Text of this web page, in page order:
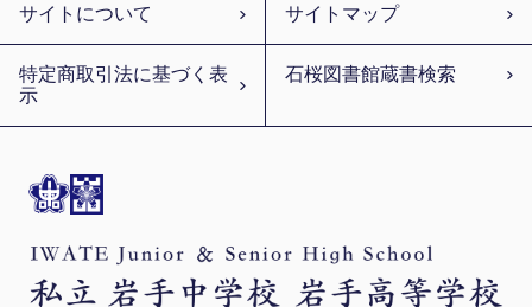
サイトについて サイトマップ
特定商取引法に基づく表
示
石桜図書館蔵書検索